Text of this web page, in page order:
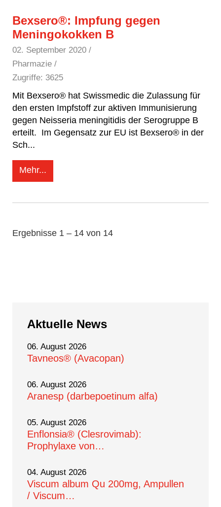
Bexsero®: Impfung gegen
Meningokokken B
02. September 2020 /
Pharmazie /
Zugriffe: 3625
Mit Bexsero® hat Swissmedic die Zulassung für
den ersten Impfstoff zur aktiven Immunisierung
gegen Neisseria meningitidis der Serogruppe B
erteilt. Im Gegensatz zur EU ist Bexsero® in der
Sch...
Mehr...
Ergebnisse 1 – 14 von 14
Aktuelle News
06. August 2026
Tavneos® (Avacopan)
06. August 2026
Aranesp (darbepoetinum alfa)
05. August 2026
Enflonsia® (Clesrovimab):
Prophylaxe von…
04. August 2026
Viscum album Qu 200mg, Ampullen
/ Viscum…